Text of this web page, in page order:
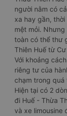
người nằm có
xa hay gần,
mệt mỏi.
toàn có thể thư
Thiên Huế từ
Với khoảng
riêng tư của
chạm trong quá
Hiện tại có 2
đi Huế - Thừa
và xe limousine